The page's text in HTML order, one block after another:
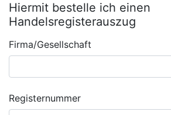
Hiermit bestelle ich einen
Handelsregisterauszug
Firma/Gesellschaft
Registernummer